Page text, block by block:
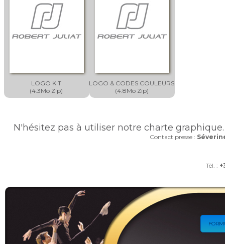
LOGO KIT
(4.3Mo Zip)
LOGO & CODES COULEURS
(4.8Mo Zip)
N'hésitez pas à utiliser notre charte graphique.
Contact presse :
Tél. :